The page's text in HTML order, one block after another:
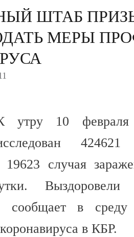
ШТАБ
МЕРЫ
утру 10 февраля
19623 случая
сообщает в
в КБР.